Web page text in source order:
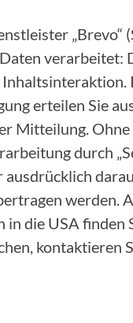
„Brevo“
verarbeitet:
erteilen Sie
Mitteilung.
durch
die USA finden
kontaktieren